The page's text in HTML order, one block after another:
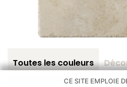
Toutes les couleurs
CE SITE EMPLOIE